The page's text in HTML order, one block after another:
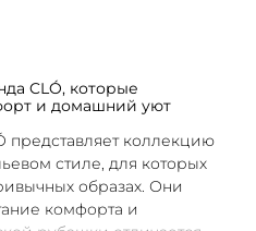
CLÓ, которые
и домашний уют
коллекцию
стиле, для которых
образах. Они
комфорта и